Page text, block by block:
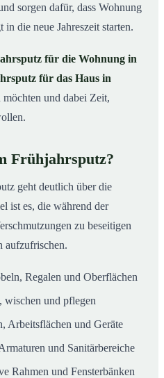
sorgen dafür, dass Wohnung
die neue Jahreszeit starten.
für die Wohnung in
für das Haus in
möchten und dabei Zeit,
Frühjahrsputz?
geht deutlich über die
ist es, die während der
zu beseitigen
aufzufrischen.
Regalen und Oberflächen
wischen und pflegen
Arbeitsflächen und Geräte
und Sanitärbereiche
Rahmen und Fensterbänken